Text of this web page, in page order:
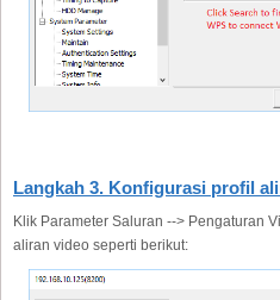
Langkah 3. Konfigurasi profil
Klik Parameter Saluran --> Pengaturan
aliran video seperti berikut: